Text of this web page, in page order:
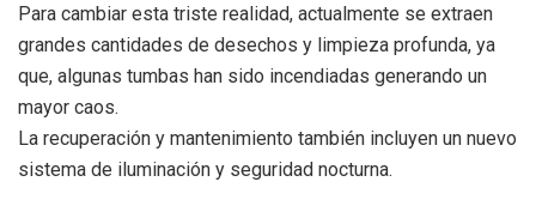
Para cambiar esta triste realidad, actualmente se extraen
grandes cantidades de desechos y limpieza profunda, ya
que, algunas tumbas han sido incendiadas generando un
mayor caos.
La recuperación y mantenimiento también incluyen un nuevo
sistema de iluminación y seguridad nocturna.